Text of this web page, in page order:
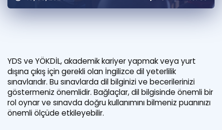
Puan Hesaplama
Kampanyalar
Blog
İngilizce Gramer
YDS ve YÖKDİL, akademik kariyer yapmak veya yurt
dışına çıkış için gerekli olan İngilizce dil yeterlilik
sınavlarıdır. Bu sınavlarda dil bilginizi ve becerilerinizi
göstermeniz önemlidir. Bağlaçlar, dil bilgisinde önemli bir
rol oynar ve sınavda doğru kullanımını bilmeniz puanınızı
önemli ölçüde etkileyebilir.